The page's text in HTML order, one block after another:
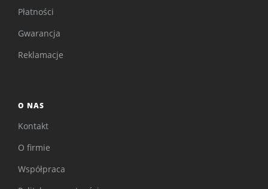
Płatności
Gwarancja
Reklamacje
O NAS
Kontakt
O firmie
Współpraca